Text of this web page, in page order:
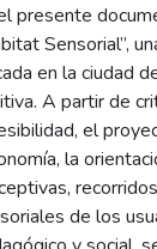
presente
Sensorial”,
en la ciudad
A partir de
el
la
de los